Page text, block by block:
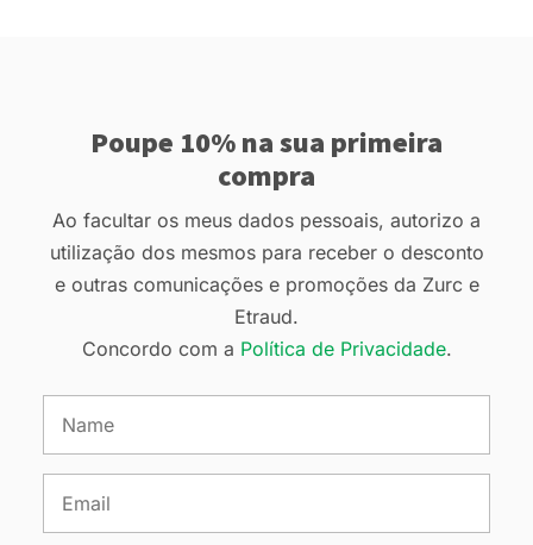
Poupe 10% na sua primeira
compra
Ao facultar os meus dados pessoais, autorizo a
utilização dos mesmos para receber o desconto
e outras comunicações e promoções da Zurc e
Etraud.
Concordo com a Política de Privacidade.